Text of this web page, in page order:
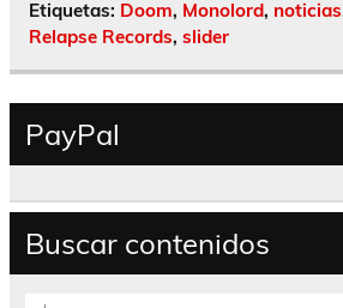
Etiquetas: Doom, Monolord, noticias
Relapse Records, slider
PayPal
Buscar contenidos